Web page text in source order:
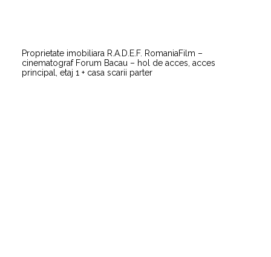
Proprietate imobiliara R.A.D.E.F. RomaniaFilm –
cinematograf Forum Bacau – hol de acces, acces
principal, etaj 1 + casa scarii parter